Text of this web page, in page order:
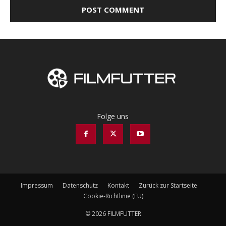
Folge uns
Impressum Datenschutz Kontakt
Zurück zur Startseite
Cookie-Richtlinie (EU)
© 2026 FILMFUTTER